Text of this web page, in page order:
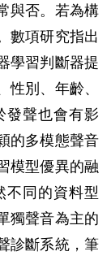
與否。若為構
數項研究指出
學習判斷器提
別、年齡、
發聲也會有影
的多模態聲音
模型優異的融
不同的資料型
獨聲音為主的
診斷系統，筆